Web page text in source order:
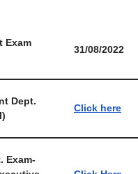
Exam
31/08/2022
Dept.
Click here
Exam-